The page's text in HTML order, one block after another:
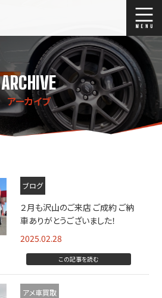
Stock list
ARCHIVE
アーカイブ
ブログ
２月も沢山のご来店 ご成約 ご納
車ありがとうございました！
2025.02.28
この記事を読む
アメ車買取